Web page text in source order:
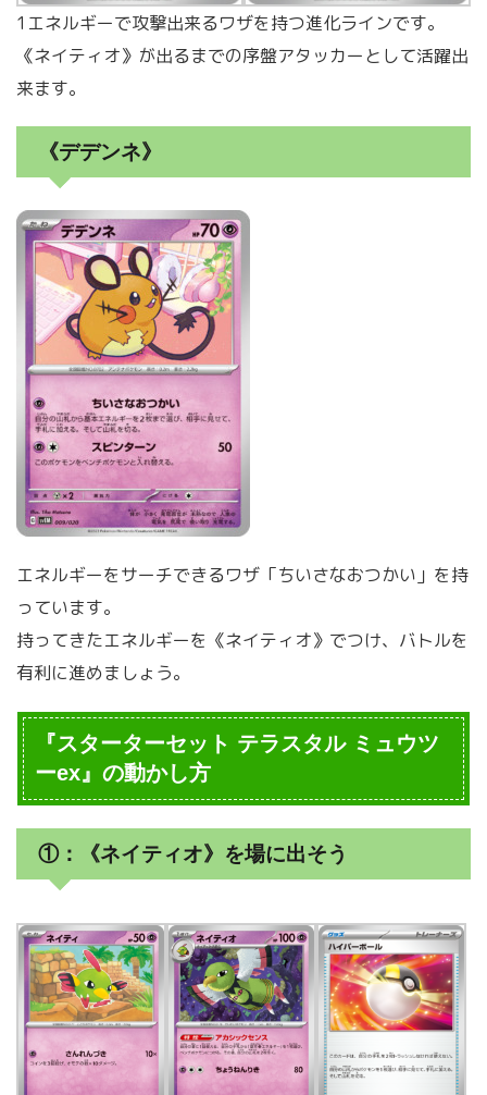
1エネルギーで攻撃出来るワザを持つ進化ラインです。
《ネイティオ》が出るまでの序盤アタッカーとして活躍出
来ます。
《デデンネ》
エネルギーをサーチできるワザ「ちいさなおつかい」を持
っています。
持ってきたエネルギーを《ネイティオ》でつけ、バトルを
有利に進めましょう。
『スターターセット テラスタル ミュウツ
ーex』の動かし方
①：《ネイティオ》を場に出そう